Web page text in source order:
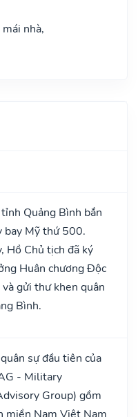
nhà,
Quảng Bình bắn
bay Mỹ thứ 500.
Hồ Chủ tịch đã ký
Huân chương Độc
gửi thư khen quân
Bình.
sự đầu tiên của
- Military
Group) gồm